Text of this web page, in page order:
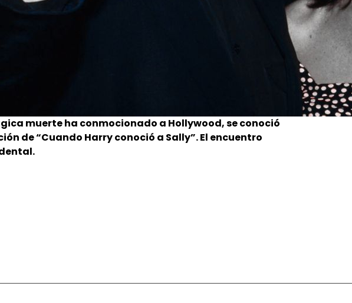
muerte ha conmocionado a Hollywood, se conoció
de “Cuando Harry conoció a Sally”. El encuentro